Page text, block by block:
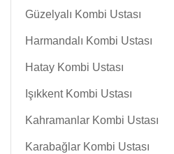
Güzelyalı Kombi Ustası
Harmandalı Kombi Ustası
Hatay Kombi Ustası
Işıkkent Kombi Ustası
Kahramanlar Kombi Ustası
Karabağlar Kombi Ustası